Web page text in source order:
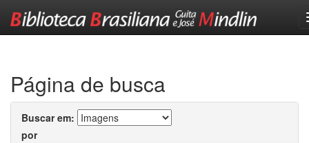
Página de busca
Buscar em:
por